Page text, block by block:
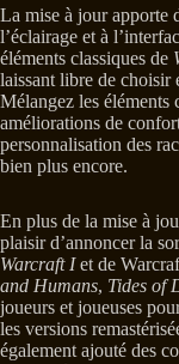
La mise à jour apporte
l’éclairage et à
éléments classiques de
laissant libre de choisir
Mélangez les éléments
améliorations de
personnalisation des
bien plus encore.
En plus de la mise à
plaisir d’annoncer la
Warcraft Iet de
and Humans, Tides of
joueurs et joueuses
les versions
également ajouté des